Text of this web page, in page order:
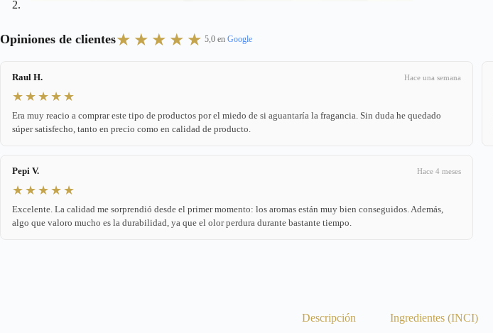
Opiniones de clientes★★★★★ 5,0 en Google
Raul H. Hace una semana
★★★★★
Era muy reacio a comprar este tipo de productos por el miedo de si aguantaría la fragancia. Sin duda he quedado
súper satisfecho, tanto en precio como en calidad de producto.
Pepi V. Hace 4 meses
★★★★★
Excelente. La calidad me sorprendió desde el primer momento: los aromas están muy bien conseguidos. Además,
algo que valoro mucho es la durabilidad, ya que el olor perdura durante bastante tiempo.
Descripción Ingredientes (INCI)